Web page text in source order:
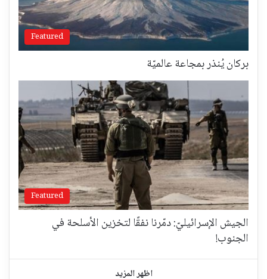
Featured
بركان يُنذر بمجاعة عالميّة
Featured
الجيش الإسرائيليّ: دمّرنا نفقًا لتخزين الأسلحة في
الجنوب!
اظهر المزيد